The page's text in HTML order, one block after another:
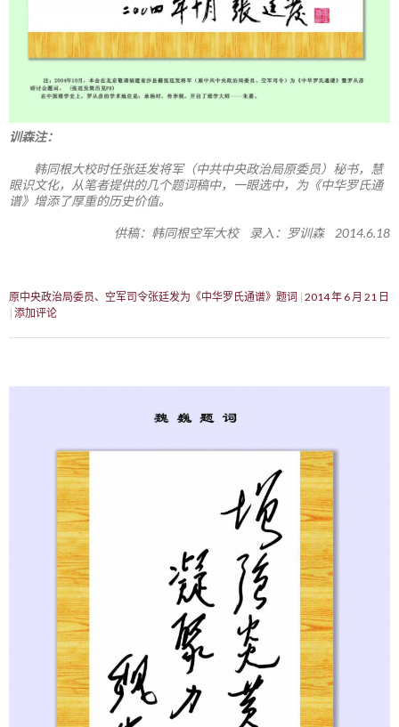
训森注：
韩同根大校时任张廷发将军（中共中央政治局原委员）秘书，慧
眼识文化，从笔者提供的几个题词稿中，一眼选中，为《中华罗氏通
谱》增添了厚重的历史价值。
供稿：韩同根空军大校 录入：罗训森 2014.6.18
原中央政治局委员、空军司令张廷发为《中华罗氏通谱》题词 2014 年 6 月 21 日
添加评论